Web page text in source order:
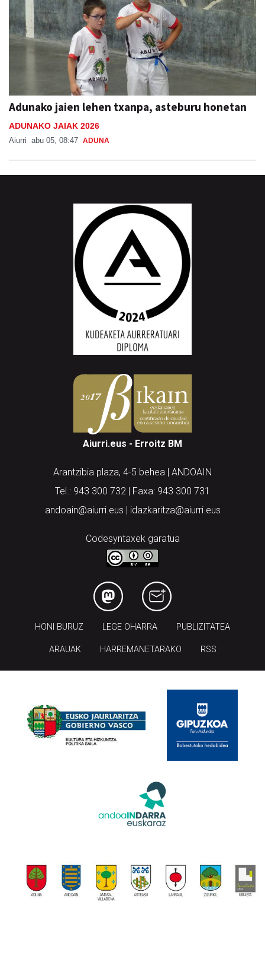
Adunako jaien lehen txanpa, asteburu honetan
ADUNAKO JAIAK 2026
Aiurri abu 05, 08:47 ADUNA
Aiurri.eus - Erroitz BM
Arantzibia plaza, 4-5 behea | ANDOAIN
Tel.: 943 300 732 | Faxa: 943 300 731
andoain@aiurri.eus | idazkaritza@aiurri.eus
Codesyntaxek garatua
HONI BURUZ LEGE OHARRA PUBLIZITATEA
ARAUAK HARREMANETARAKO RSS